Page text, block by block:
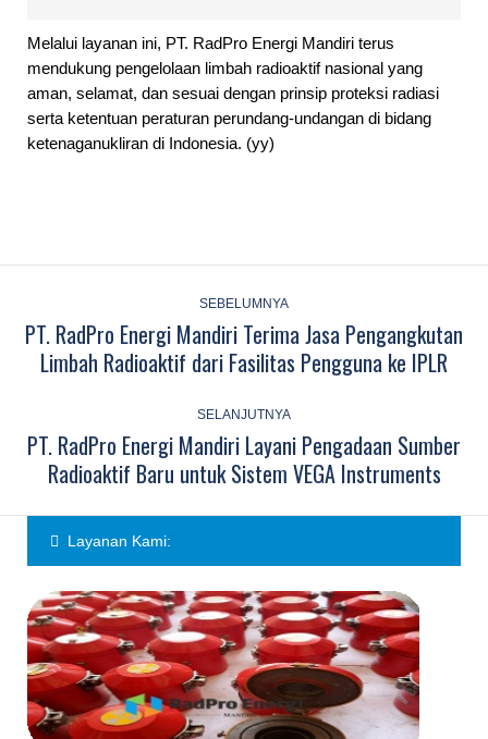
Melalui layanan ini, PT. RadPro Energi Mandiri terus
mendukung pengelolaan limbah radioaktif nasional yang
aman, selamat, dan sesuai dengan prinsip proteksi radiasi
serta ketentuan peraturan perundang-undangan di bidang
ketenaganukliran di Indonesia. (yy)
navigation
SEBELUMNYA
Previous
post:
PT. RadPro Energi Mandiri Terima Jasa Pengangkutan
Limbah Radioaktif dari Fasilitas Pengguna ke IPLR
SELANJUTNYA
Next
post:
PT. RadPro Energi Mandiri Layani Pengadaan Sumber
Radioaktif Baru untuk Sistem VEGA Instruments
Layanan Kami: